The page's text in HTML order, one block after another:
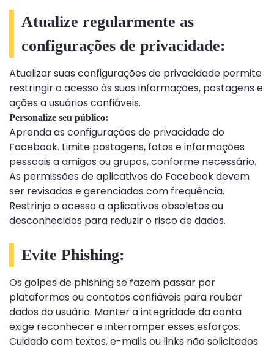
Atualize regularmente as
configurações de privacidade:
Atualizar suas configurações de privacidade permite
restringir o acesso às suas informações, postagens e
ações a usuários confiáveis.
Personalize seu público:
Aprenda as configurações de privacidade do
Facebook. Limite postagens, fotos e informações
pessoais a amigos ou grupos, conforme necessário.
As permissões de aplicativos do Facebook devem
ser revisadas e gerenciadas com frequência.
Restrinja o acesso a aplicativos obsoletos ou
desconhecidos para reduzir o risco de dados.
Evite Phishing:
Os golpes de phishing se fazem passar por
plataformas ou contatos confiáveis ​​para roubar
dados do usuário. Manter a integridade da conta
exige reconhecer e interromper esses esforços.
Cuidado com textos, e-mails ou links não solicitados